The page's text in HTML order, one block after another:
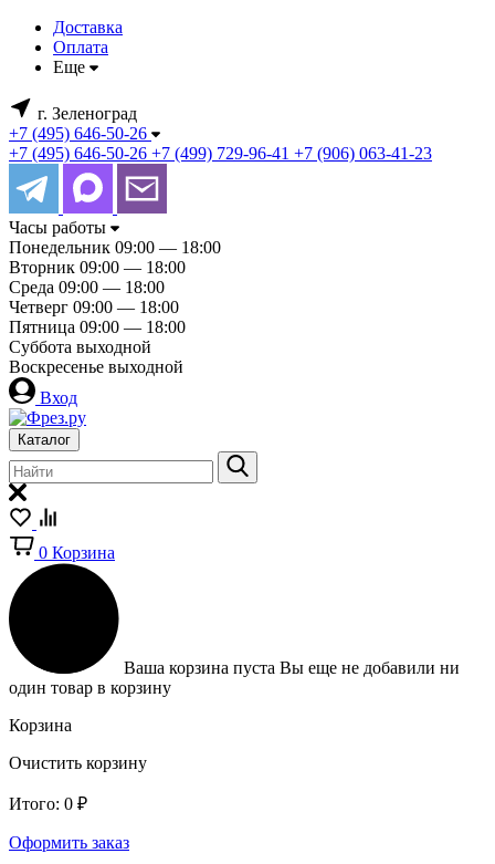
Доставка
Оплата
Еще
г. Зеленоград
+7 (495) 646-50-26
+7 (495) 646-50-26 +7 (499) 729-96-41 +7 (906) 063-41-23
Часы работы
Понедельник 09:00 — 18:00
Вторник 09:00 — 18:00
Среда 09:00 — 18:00
Четверг 09:00 — 18:00
Пятница 09:00 — 18:00
Суббота выходной
Воскресенье выходной
Вход
Каталог
0 Корзина
Ваша корзина пуста Вы еще не добавили ни
один товар в корзину
Корзина
Очистить корзину
Итого: 0 ₽
Оформить заказ